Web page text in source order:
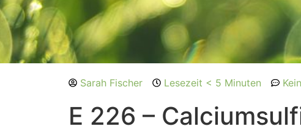
Sarah Fischer Lesezeit < 5 Minuten
E 226 –